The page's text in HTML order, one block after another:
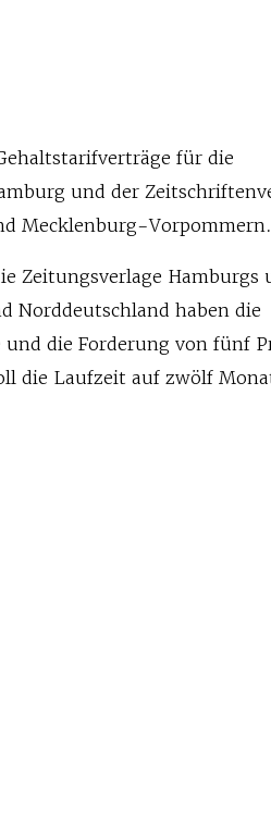
für die
und der
Mecklenburg-Vorpommern.
Zeitungsverlage Hamburgs
Norddeutschland haben die
die Forderung von fünf
die Laufzeit auf zwölf